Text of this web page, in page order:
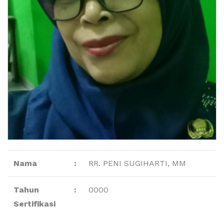
Nama : RR. PENI SUGIHARTI, MM
Tahun
Sertifikasi
: 0000